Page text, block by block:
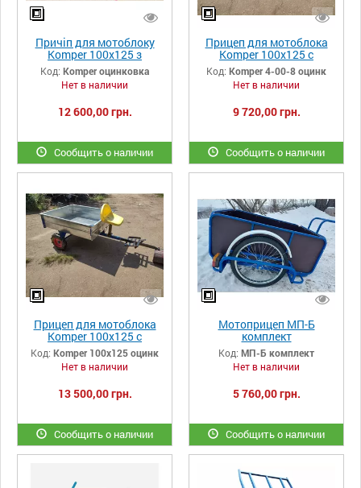
Причіп для мотоблоку
Komper 100х125 з
оцинкованим кузовом
без коліс
Код: Komper оцинковка
Нет в наличии
12 600,00 грн.
Сообщить о наличии
Прицеп для мотоблока
Komper 100х125 с
оцинкованным кузовом и
колесами 4-00-8
Код: Komper 4-00-8 оцинк
Нет в наличии
9 720,00 грн.
Сообщить о наличии
Прицеп для мотоблока
Komper 100х125 с
оцинкованным кузовом и
колесами 4-00-10
Код: Komper 100х125 оцинк
Нет в наличии
13 500,00 грн.
Сообщить о наличии
Мотоприцеп МП-Б
комплект
Код: МП-Б комплект
Нет в наличии
5 760,00 грн.
Сообщить о наличии